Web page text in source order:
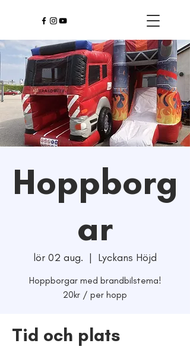
Hoppborg
ar
lör 02 aug.
  |
Lyckans Höjd
Hoppborgar med brandbilstema!
20kr / per hopp
Tid och plats